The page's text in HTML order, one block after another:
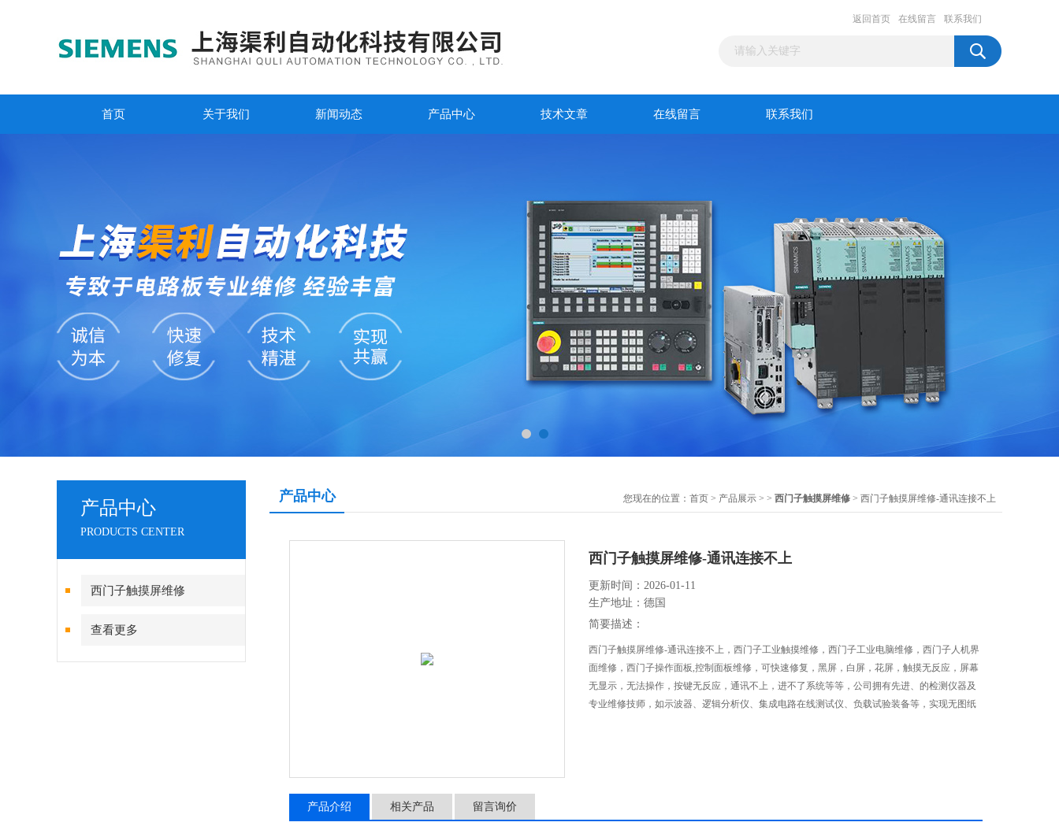
返回首页 在线留言 联系我们
首页 关于我们 新闻动态 产品中心 技术文章 在线留言 联系我们
产品中心
PRODUCTS CENTER
西门子触摸屏维修
查看更多
产品中心 您现在的位置： 首页 > 产品展示 > > 西门子触摸屏维修 > 西门子触摸屏维修-通讯连接不上
西门子触摸屏维修-通讯连接不上
更新时间：2026-01-11
生产地址：德国
简要描述：
西门子触摸屏维修-通讯连接不上，西门子工业触摸维修，西门子工业电脑维修，西门子人机界
面维修，西门子操作面板,控制面板维修，可快速修复，黑屏，白屏，花屏，触摸无反应，屏幕
无显示，无法操作，按键无反应，通讯不上，进不了系统等等，公司拥有先进、的检测仪器及
专业维修技师，如示波器、逻辑分析仪、集成电路在线测试仪、负载试验装备等，实现无图纸
产品介绍 相关产品 留言询价